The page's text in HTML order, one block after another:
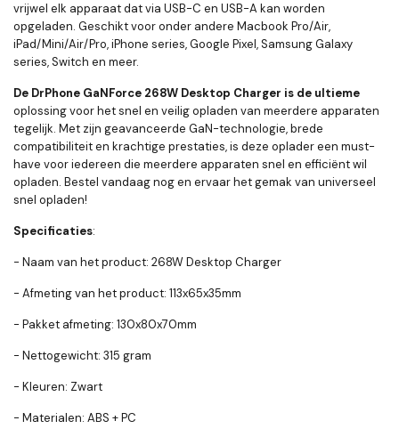
vrijwel elk apparaat dat via USB-C en USB-A kan worden
opgeladen. Geschikt voor onder andere Macbook Pro/Air,
iPad/Mini/Air/Pro, iPhone series, Google Pixel, Samsung Galaxy
series, Switch en meer.
De DrPhone GaNForce 268W Desktop Charger is de ultieme
oplossing voor het snel en veilig opladen van meerdere apparaten
tegelijk. Met zijn geavanceerde GaN-technologie, brede
compatibiliteit en krachtige prestaties, is deze oplader een must-
have voor iedereen die meerdere apparaten snel en efficiënt wil
opladen. Bestel vandaag nog en ervaar het gemak van universeel
snel opladen!
Specificaties:
- Naam van het product: 268W Desktop Charger
- Afmeting van het product: 113x65x35mm
- Pakket afmeting: 130x80x70mm
- Nettogewicht: 315 gram
- Kleuren: Zwart
- Materialen: ABS + PC